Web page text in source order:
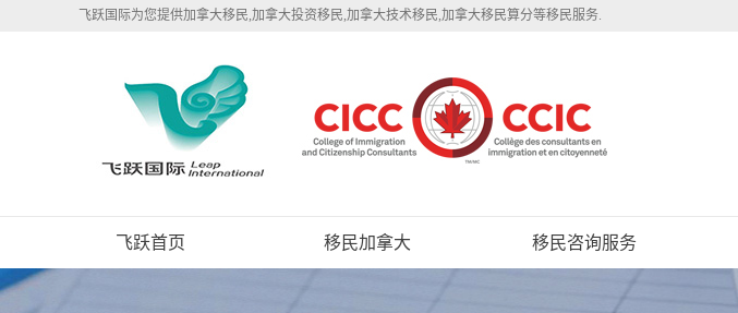
飞跃国际为您提供加拿大移民,加拿大投资移民,加拿大技术移民,加拿大移民算分等移民服务.
飞跃首页 移民加拿大 移民咨询服务